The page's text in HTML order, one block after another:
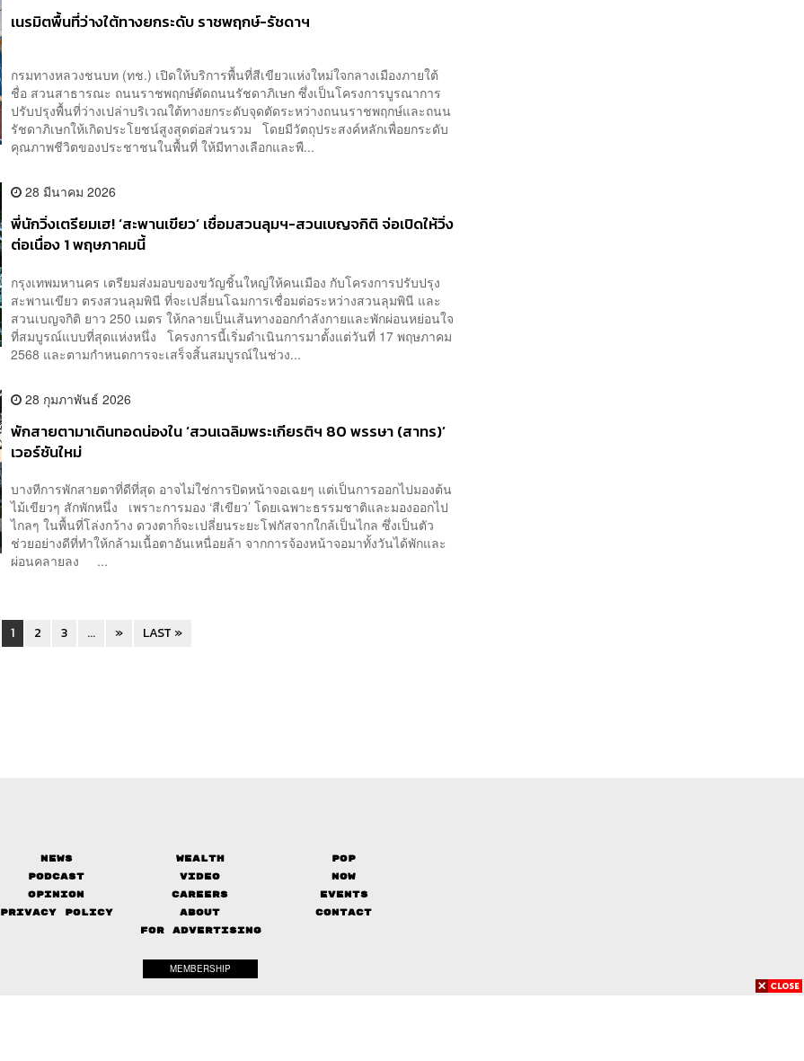
เนรมิตพื้นที่ว่างใต้ทางยกระดับ ราชพฤกษ์-รัชดาฯ
กรมทางหลวงชนบท (ทช.) เปิดให้บริการพื้นที่สีเขียวแห่งใหม่ใจกลางเมืองภายใต้
ชื่อ สวนสาธารณะ ถนนราชพฤกษ์ตัดถนนรัชดาภิเษก ซึ่งเป็นโครงการบูรณาการ
ปรับปรุงพื้นที่ว่างเปล่าบริเวณใต้ทางยกระดับจุดตัดระหว่างถนนราชพฤกษ์และถนน
รัชดาภิเษกให้เกิดประโยชน์สูงสุดต่อส่วนรวม โดยมีวัตถุประสงค์หลักเพื่อยกระดับ
คุณภาพชีวิตของประชาชนในพื้นที่ ให้มีทางเลือกและพื...
28 มีนาคม 2026
พี่นักวิ่งเตรียมเฮ! ‘สะพานเขียว’ เชื่อมสวนลุมฯ-สวนเบญจกิติ จ่อเปิดให้วิ่ง
ต่อเนื่อง 1 พฤษภาคมนี้
กรุงเทพมหานคร เตรียมส่งมอบของขวัญชิ้นใหญ่ให้คนเมือง กับโครงการปรับปรุง
สะพานเขียว ตรงสวนลุมพินี ที่จะเปลี่ยนโฉมการเชื่อมต่อระหว่างสวนลุมพินี และ
สวนเบญจกิติ ยาว 250 เมตร ให้กลายเป็นเส้นทางออกกำลังกายและพักผ่อนหย่อนใจ
ที่สมบูรณ์แบบที่สุดแห่งหนึ่ง โครงการนี้เริ่มดำเนินการมาตั้งแต่วันที่ 17 พฤษภาคม
2568 และตามกำหนดการจะเสร็จสิ้นสมบูรณ์ในช่วง...
28 กุมภาพันธ์ 2026
พักสายตามาเดินทอดน่องใน ‘สวนเฉลิมพระเกียรติฯ 80 พรรษา (สาทร)’
เวอร์ชันใหม่
บางทีการพักสายตาที่ดีที่สุด อาจไม่ใช่การปิดหน้าจอเฉยๆ แต่เป็นการออกไปมองต้น
ไม้เขียวๆ สักพักหนึ่ง เพราะการมอง ‘สีเขียว’ โดยเฉพาะธรรมชาติและมองออกไป
ไกลๆ ในพื้นที่โล่งกว้าง ดวงตาก็จะเปลี่ยนระยะโฟกัสจากใกล้เป็นไกล ซึ่งเป็นตัว
ช่วยอย่างดีที่ทำให้กล้ามเนื้อตาอันเหนื่อยล้า จากการจ้องหน้าจอมาทั้งวันได้พักและ
ผ่อนคลายลง ...
1 2 3 ... » LAST »
News Wealth
Pop
Podcast
Video
Now
Opinion
Careers
Events
Privacy Policy
About
Contact
FOR ADVERTISING
MEMBERSHIP